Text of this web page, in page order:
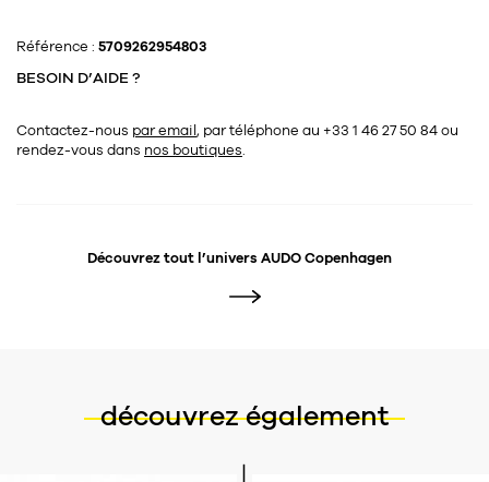
Référence : 5709262954803
BESOIN D’AIDE ?
Contactez-nous par email, par téléphone au +33 1 46 27 50 84ou
rendez-vous dans nos boutiques.
Découvrez tout l’univers AUDO Copenhagen
découvrez également